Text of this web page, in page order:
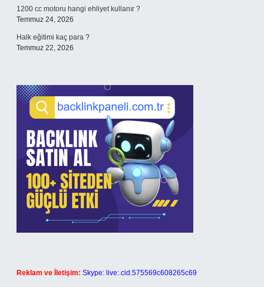
1200 cc motoru hangi ehliyet kullanır ?
Temmuz 24, 2026
Halk eğitimi kaç para ?
Temmuz 22, 2026
Reklam ve İletişim: Skype: live:.cid.575569c608265c69